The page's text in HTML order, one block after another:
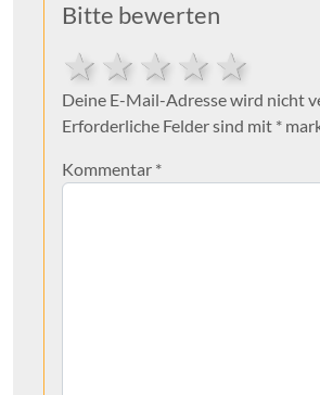
Bitte bewerten
5 stars
4 stars
3 stars
2 stars
Deine E-Mail-Adresse wird nicht
Erforderliche Felder sind mit *
Kommentar *